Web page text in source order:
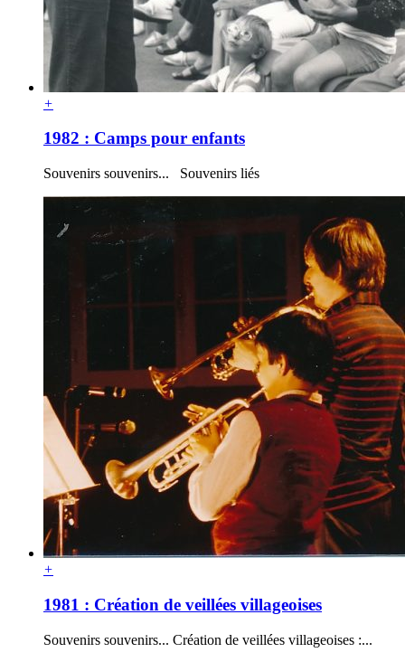
+
1982 : Camps pour enfants
Souvenirs souvenirs... Souvenirs liés
+
1981 : Création de veillées villageoises
Souvenirs souvenirs... Création de veillées villageoises :...